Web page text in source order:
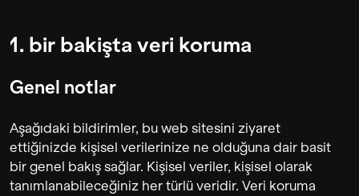
1. bi̇r bakişta veri̇ koruma
Genel notlar
Aşağıdaki bildirimler, bu web sitesini ziyaret
ettiğinizde kişisel verilerinize ne olduğuna dair basit
bir genel bakış sağlar. Kişisel veriler, kişisel olarak
tanımlanabileceğiniz her türlü veridir. Veri koruma